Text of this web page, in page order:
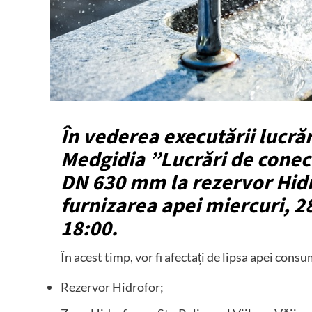
În vederea executării
Medgidia ”Lucrări de
DN 630 mm la rezervor
furnizarea apei miercuri,
18:00.
În acest timp, vor fi afectați de lipsa apei
Rezervor Hidrofor;